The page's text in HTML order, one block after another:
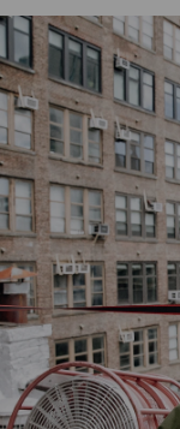
以下の動画では
仕事をしたとき
ィレクターとコ
だったか、そし
明しています。
透明ソールのホ
らインスピレー
プトをあしらっ
ロフスキークリ
ング機能付きの
ツ、そしてなん
で全体を覆った
ーツのヒールバ
タイルで構成さ